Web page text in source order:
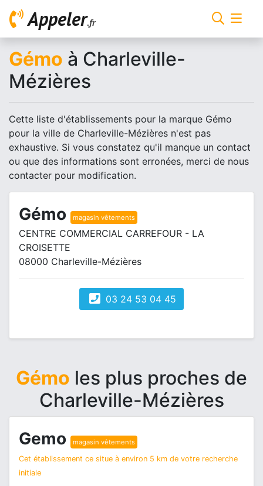
Appeler.fr
Gémo à Charleville-
Mézières
Cette liste d'établissements pour la marque Gémo
pour la ville de Charleville-Mézières n'est pas
exhaustive. Si vous constatez qu'il manque un contact
ou que des informations sont erronées, merci de nous
contacter pour modification.
Gémo magasin vêtements
CENTRE COMMERCIAL CARREFOUR - LA
CROISETTE
08000 Charleville-Mézières
03 24 53 04 45
Gémo les plus proches de
Charleville-Mézières
Gemo magasin vêtements
Cet établissement ce situe à environ 5 km de votre recherche
initiale